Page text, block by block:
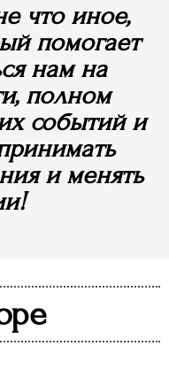
что иное,
помогает
нам на
полном
событий и
и менять